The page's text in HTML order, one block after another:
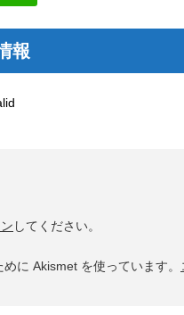
報
してください。
に Akismet を使っています。